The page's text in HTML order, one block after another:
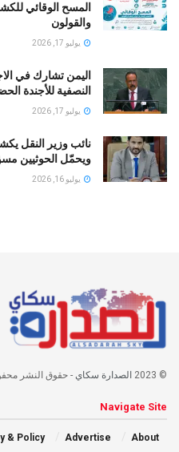
المسح الوقائي
والقولون
يوليو 17, 2026
اليمن تشارك في
النصفية للأجندة
يوليو 17, 2026
نائب وزير النقل
ويحمّل الحوثيين
يوليو 16, 2026
© 2023 الصدارة سكاي - حقوق النشر
Navigate Site
About
Advertise
& Policy